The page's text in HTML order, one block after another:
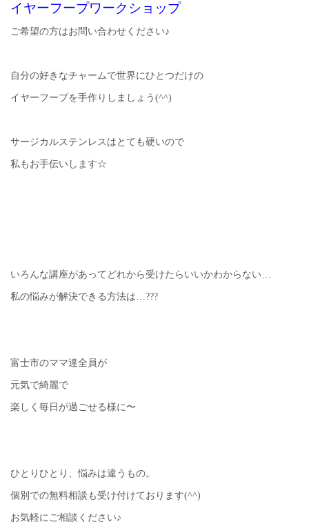
イヤーフープワークショップ
ご希望の方はお問い合わせください♪
自分の好きなチャームで世界にひとつだけの
イヤーフープを手作りしましょう(^^)
サージカルステンレスはとても硬いので
私もお手伝いします☆
いろんな講座があってどれから受けたらいいかわからない…
私の悩みが解決できる方法は…???
富士市のママ達全員が
元気で綺麗で
楽しく毎日が過ごせる様に〜
ひとりひとり、悩みは違うもの。
個別での無料相談も受け付けております(^^)
お気軽にご相談ください♪